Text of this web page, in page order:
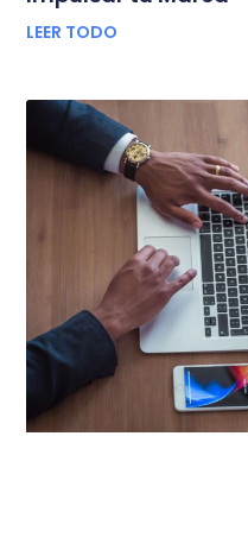
LEER TODO